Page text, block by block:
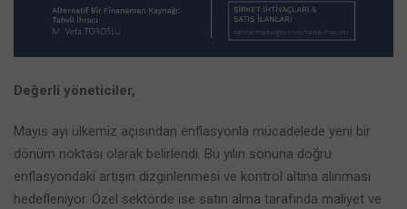
Değerli yöneticiler,
Mayıs ayı ülkemiz açısından enflasyonla mücadelede yeni bir
dönüm noktası olarak belirlendi. Bu yılın sonuna doğru
enflasyondaki artışın dizginlenmesi ve kontrol altına alınması
hedefleniyor. Özel sektörde ise satın alma tarafında maliyet ve